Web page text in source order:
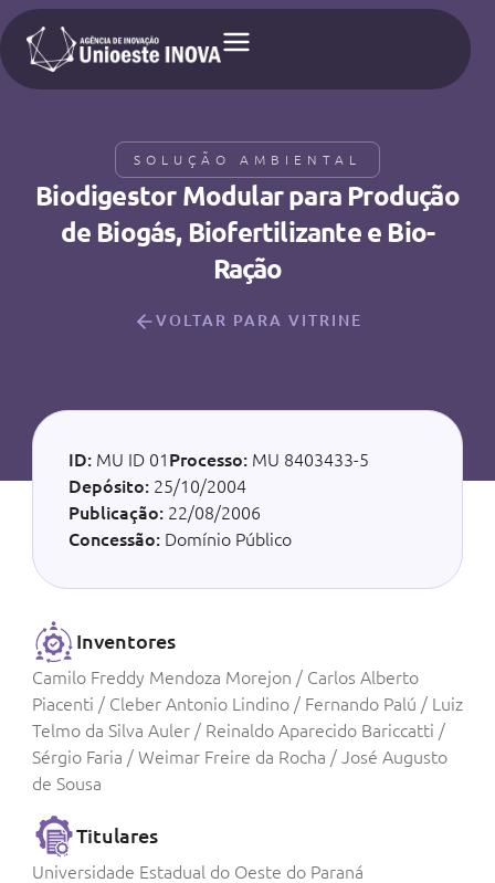
SOLUÇÃO AMBIENTAL
Biodigestor Modular para Produção
de Biogás, Biofertilizante e Bio-
Ração
VOLTAR PARA VITRINE
ID: MU ID 01 Processo: MU 8403433-5
Depósito: 25/10/2004
Publicação: 22/08/2006
Concessão: Domínio Público
Inventores
Camilo Freddy Mendoza Morejon / Carlos Alberto
Piacenti / Cleber Antonio Lindino / Fernando Palú / Luiz
Telmo da Silva Auler / Reinaldo Aparecido Bariccatti /
Sérgio Faria / Weimar Freire da Rocha / José Augusto
de Sousa
Titulares
Universidade Estadual do Oeste do Paraná